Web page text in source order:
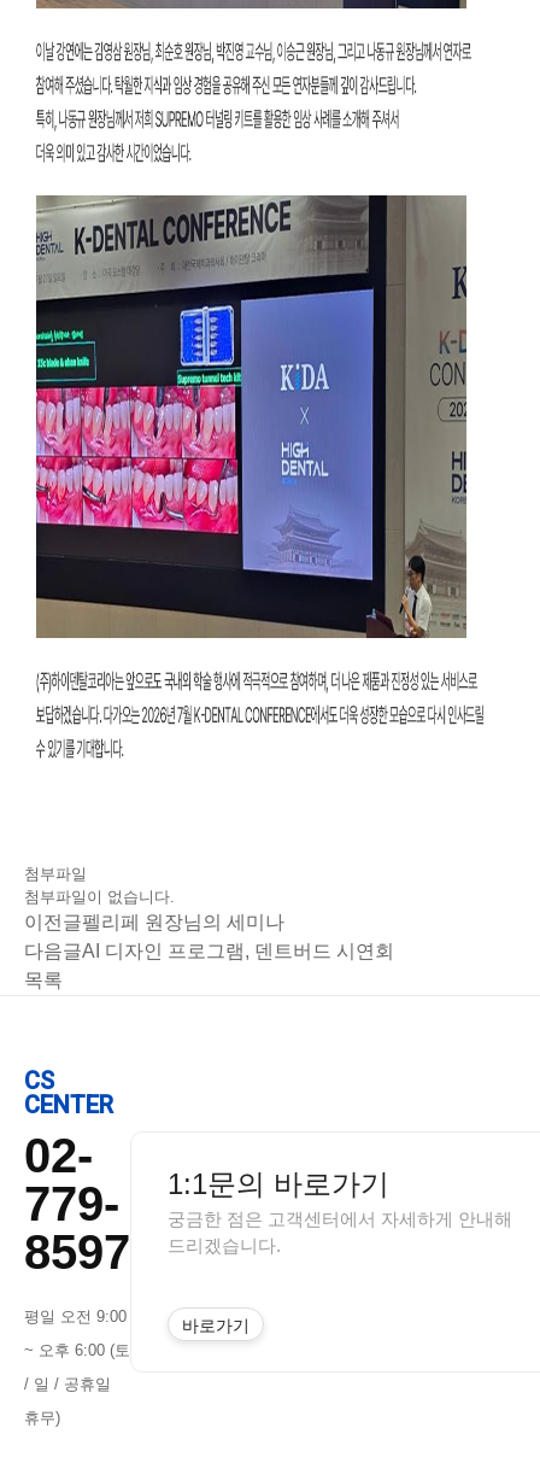
첨부파일
첨부파일이 없습니다.
이전글펠리페 원장님의 세미나
다음글AI 디자인 프로그램, 덴트버드 시연회
목록
CS
CENTER
02-
779-
8597
평일 오전 9:00
~ 오후 6:00 (토
/ 일 / 공휴일
휴무)
1:1문의 바로가기
궁금한 점은 고객센터에서 자세하게 안내해
드리겠습니다.
바로가기